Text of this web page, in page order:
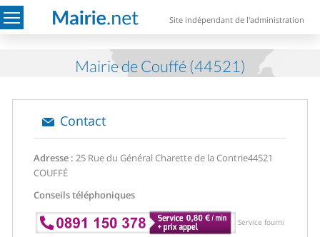
Site indépendant de l'administration
Mairie de Couffé (44521)
Contact
Adresse : 25 Rue du Général Charette de la Contrie44521
COUFFÉ
Conseils téléphoniques
Service fourni